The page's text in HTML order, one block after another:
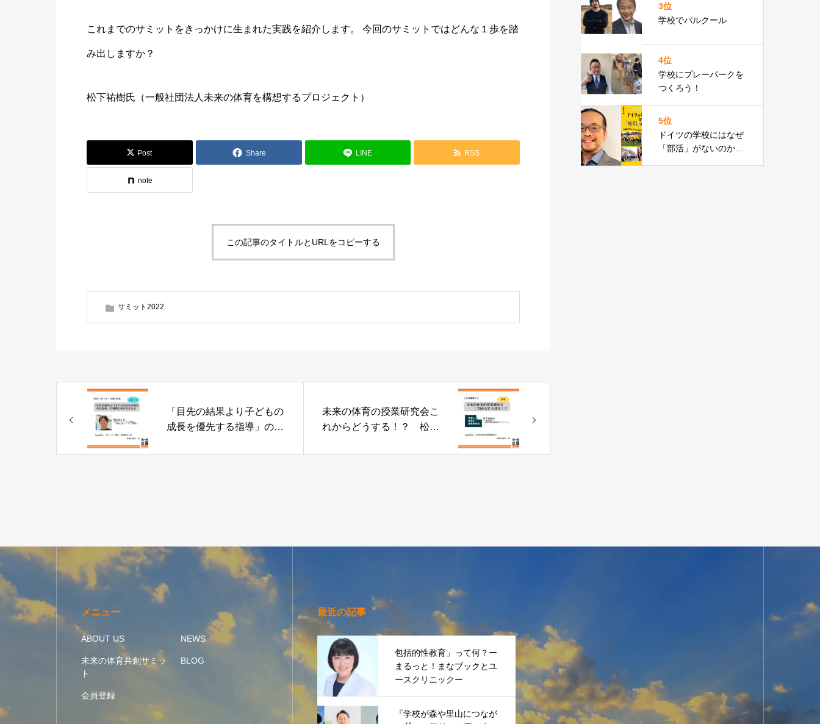
これまでのサミットをきっかけに生まれた実践を紹介します。 今回のサミットではどんな１歩を踏
み出しますか？
松下祐樹氏（一般社団法人未来の体育を構想するプロジェクト）
Post Share LINE RSS
note
この記事のタイトルとURLをコピーする
サミット2022
「目先の結果より子どもの
成長を優先する指導」の理
仁氏―レポート
未来の体育の授業研究会こ
れからどうする！？ 松下
3位
学校でパルクール
4位
学校にプレーパークを
つくろう！
5位
ドイツの学校にはなぜ
「部活」がないのか？-
メニュー
ABOUT US NEWS
未来の体育共創サミッ
ト
BLOG
会員登録
最近の記事
包括的性教育」って何？ー
まるっと！まなブックとユ
ースクリニックー
『学校が森や里山につなが